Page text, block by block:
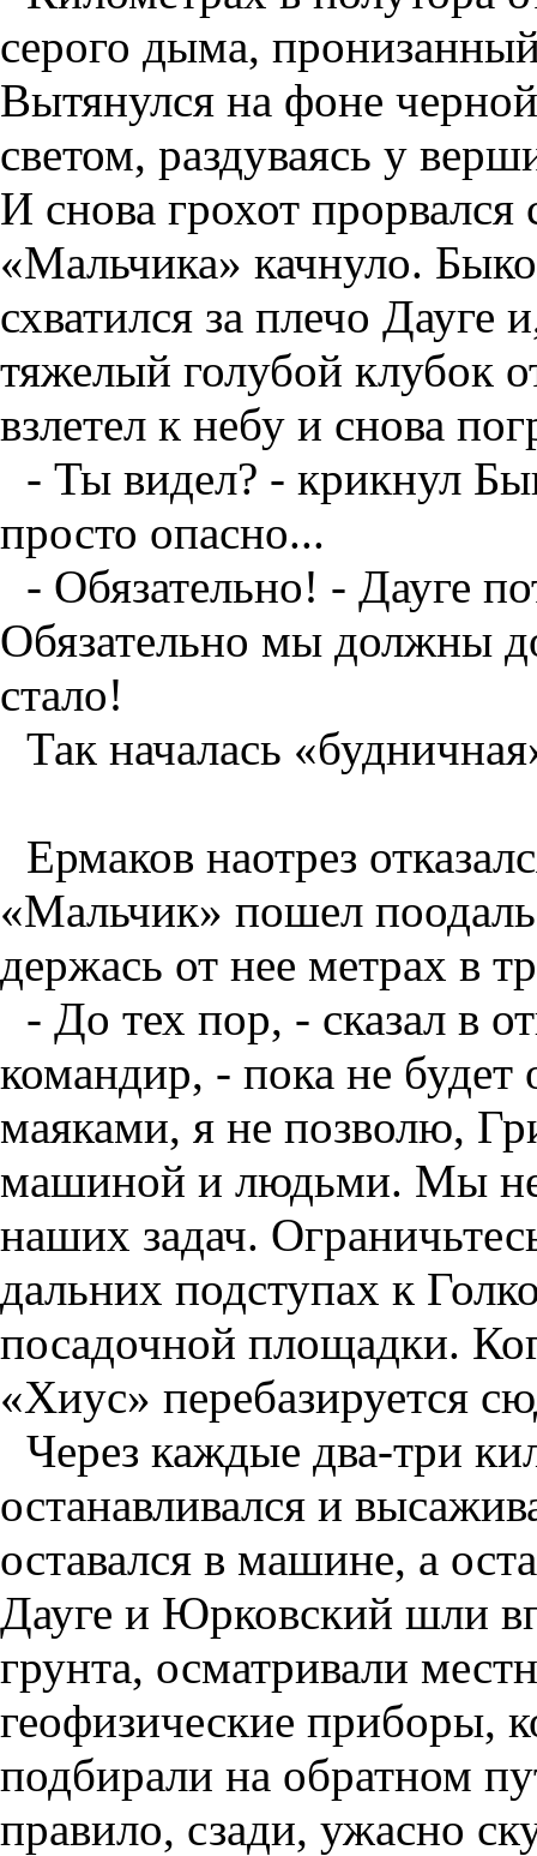
серого дыма,
Вытянулся на фоне
светом, раздуваясь у
И снова грохот
«Мальчика» качнуло.
схватился за плечо Дауге
тяжелый голубой клубок
взлетел к небу и снова
- Ты видел? - крикнул
просто опасно...
- Обязательно! - Дауге
Обязательно мы должны
стало!
Так началась
Ермаков наотрез
«Мальчик» пошел
держась от нее метрах в
- До тех пор, - сказал в
командир, - пока не будет
маяками, я не позволю,
машиной и людьми. Мы
наших задач.
дальних подступах к
посадочной площадки.
«Хиус» перебазируется
Через каждые два-три
останавливался и
оставался в машине, а
Дауге и Юрковский шли
грунта, осматривали
геофизические приборы,
подбирали на обратном
правило, сзади, ужасно